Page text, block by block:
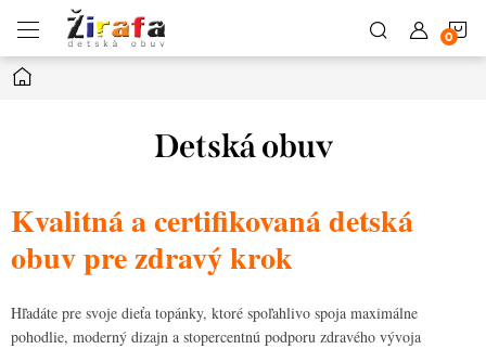
obsah
Domov
Detská obuv
Kvalitná a certifikovaná detská
obuv pre zdravý krok
Hľadáte pre svoje dieťa topánky, ktoré spoľahlivo spoja maximálne
pohodlie, moderný dizajn a stopercentnú podporu zdravého vývoja